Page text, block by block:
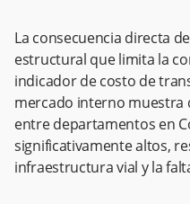
La consecuencia directa
estructural que limita la
indicador de costo de
mercado interno muestra
entre departamentos en
significativamente altos,
infraestructura vial y la